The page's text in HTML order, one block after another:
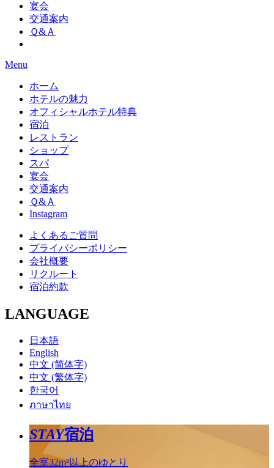
宴会
交通案内
Ｑ&Ａ
Menu
ホーム
ホテルの魅力
オフィシャルホテル特典
宿泊
レストラン
ショップ
スパ
宴会
交通案内
Ｑ&Ａ
Instagram
よくあるご質問
プライバシーポリシー
会社概要
リクルート
宿泊約款
LANGUAGE
日本語
English
中文 (简体字)
中文 (繁体字)
한국어
ภาษาไทย
STAY宿泊
全室32m²以上のゆとり